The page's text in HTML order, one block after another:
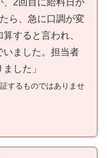
ら、急に口調が変
すると言われ、
いました。担当者
した」
するものではありませ